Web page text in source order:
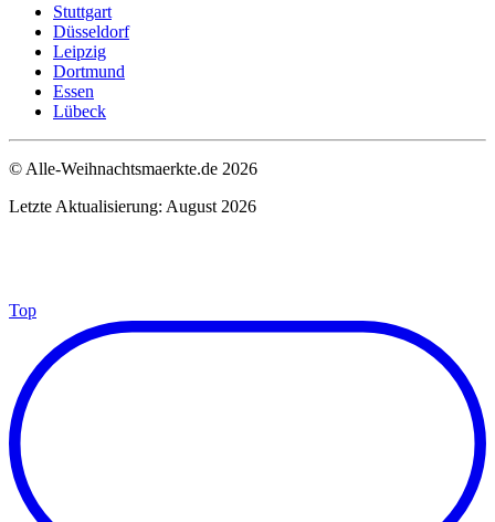
Stuttgart
Düsseldorf
Leipzig
Dortmund
Essen
Lübeck
© Alle-Weihnachtsmaerkte.de 2026
Letzte Aktualisierung: August 2026
Top